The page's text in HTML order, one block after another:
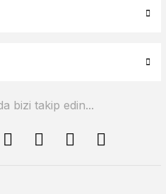
bizi takip edin...